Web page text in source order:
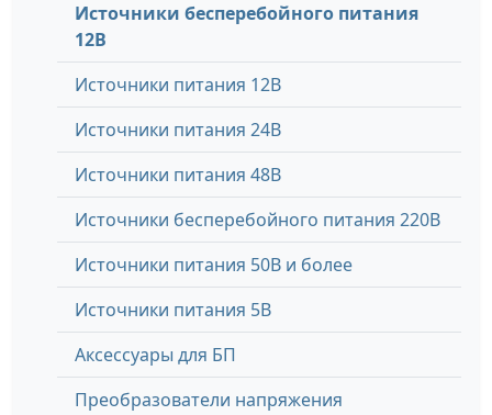
Источники бесперебойного питания
12В
Источники питания 12В
Источники питания 24В
Источники питания 48В
Источники бесперебойного питания 220В
Источники питания 50В и более
Источники питания 5В
Аксессуары для БП
Преобразователи напряжения